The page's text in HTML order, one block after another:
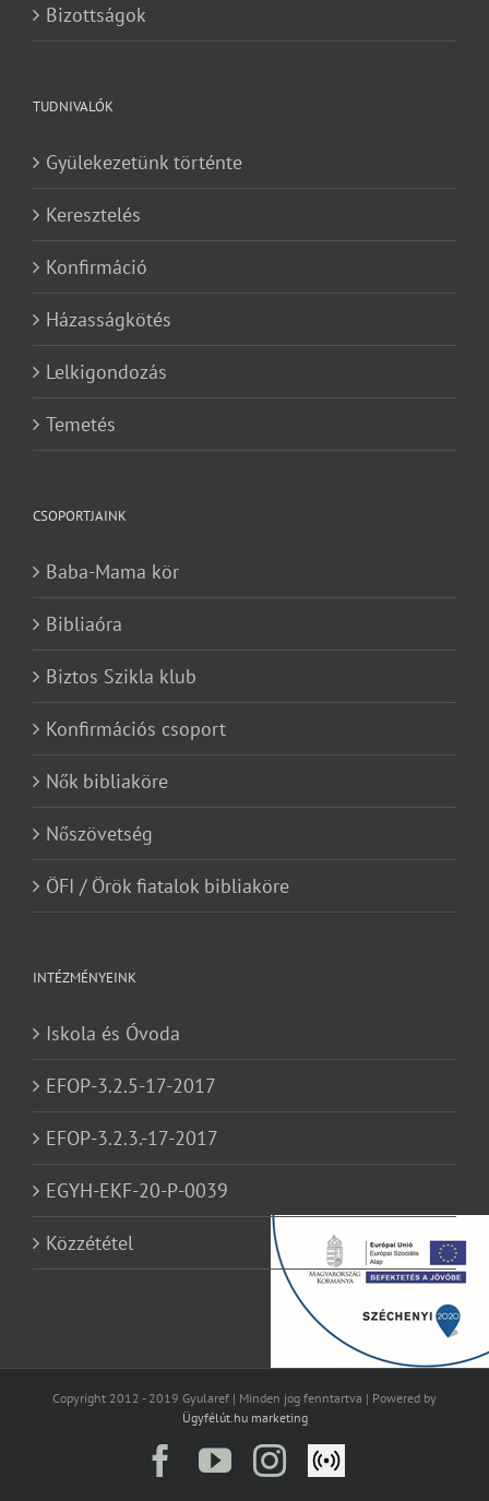
Bizottságok
TUDNIVALÓK
Gyülekezetünk történte
Keresztelés
Konfirmáció
Házasságkötés
Lelkigondozás
Temetés
CSOPORTJAINK
Baba-Mama kör
Bibliaóra
Biztos Szikla klub
Konfirmációs csoport
Nők bibliaköre
Nőszövetség
ÖFI / Örök fiatalok bibliaköre
INTÉZMÉNYEINK
Iskola és Óvoda
EFOP-3.2.5-17-2017
EFOP-3.2.3.-17-2017
EGYH-EKF-20-P-0039
Közzététel
Copyright 2012 - 2019 Gyularef | Minden jog fenntartva | Powered by
Ügyfélút.hu marketing
Facebook
YouTubeInstagram
Élő